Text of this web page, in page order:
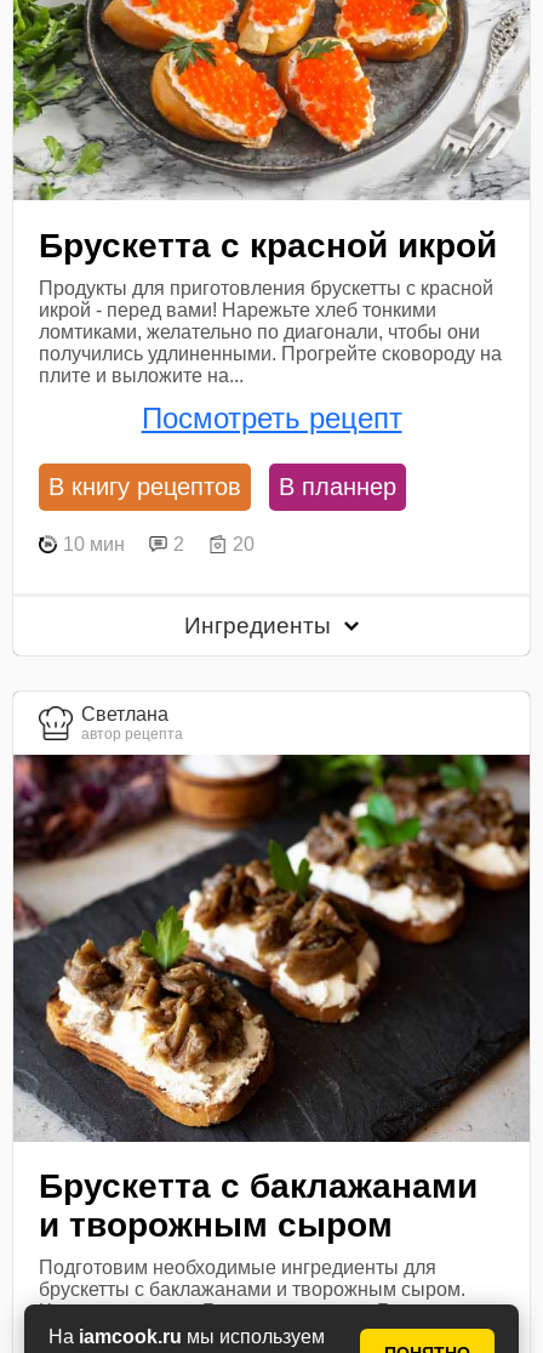
На iamcook.ru мы используем
Брускетта с красной икрой
Продукты для приготовления брускетты с красной
икрой - перед вами! Нарежьте хлеб тонкими
ломтиками, желательно по диагонали, чтобы они
получились удлиненными. Прогрейте сковороду на
плите и выложите на...
Посмотреть рецепт
В книгу рецептов В планнер
10 мин 2 20
Ингредиенты
Светлана
автор рецепта
Брускетта с баклажанами
и творожным сыром
Подготовим необходимые ингредиенты для
брускетты с баклажанами и творожным сыром.
Чеснок почистим. Баклажан помоем. Баклажан
разрежем на 2 части, сделаем в мякоти глубокие